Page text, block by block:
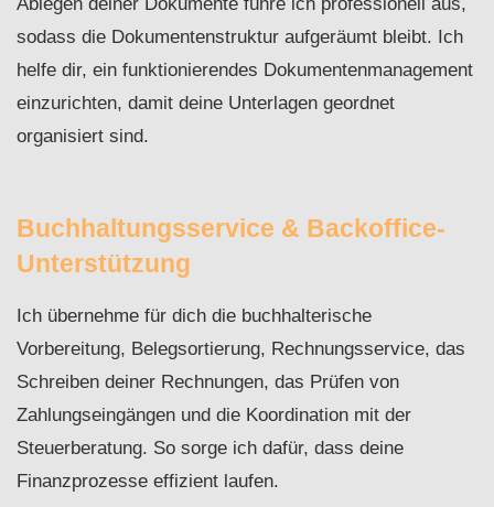
sodass die Dokumentenstruktur aufgeräumt bleibt. Ich
helfe dir, ein funktionierendes Dokumentenmanagement
einzurichten, damit deine Unterlagen geordnet
organisiert sind.
Buchhaltungsservice & Backoffice-
Unterstützung
Ich übernehme für dich die buchhalterische
Vorbereitung, Belegsortierung, Rechnungsservice, das
Schreiben deiner Rechnungen, das Prüfen von
Zahlungseingängen und die Koordination mit der
Steuerberatung. So sorge ich dafür, dass deine
Finanzprozesse effizient laufen.